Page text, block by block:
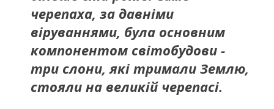
черепаха, за давніми
віруваннями, була основним
компонентом світобудови -
три слони, які тримали Землю,
стояли на великій черепасі.